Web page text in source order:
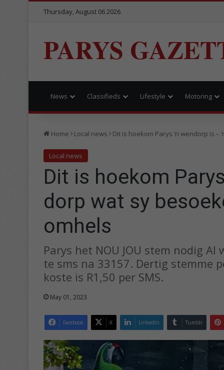
Thursday, August 06 2026
PARYS
News Classifieds Lifestyle Motoring
Home Local news Dit is hoekom Parys ‘n wendorp is
Local news
Dit is hoekom
dorp wat sy
omhels
Parys het NOU JOU stem nodig
te sms na 33157. Dertig stemme
koste is R1,50 per SMS.
May 01, 2023
Facebook X LinkedIn Tumblr